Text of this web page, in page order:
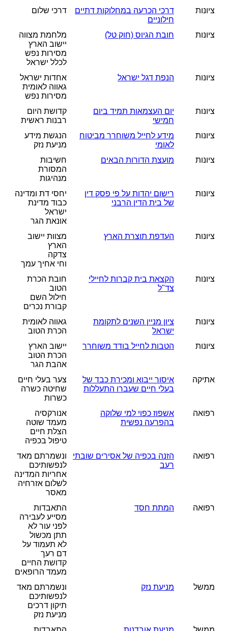
ציונות
דרכי הכרעה במחלוקות דתיים
חילוניים
דרכי שלום
ציונות חובת הגיוס (חוק טל)
מלחמת מצווה
יישוב הארץ
מסירות נפש
לכלל ישראל
ציונות
הנפת דגל ישראל
אחדות ישראל
גאווה לאומית
מסירות נפש
ציונות
יום העצמאות תמיד ביום
חמישי
קדושת היום
רבנות ראשית
ציונות
מידע לחייל משוחרר מביטוח
לאומי
הנגשת מידע
מניעת נזק
ציונות
מועצת הדורות הבאים
חשיבות
המסורת
מנהיגות
ציונות
רישום יהדות על פי פסק דין
של בית הדין הרבני
יחסי דת ומדינה
כבוד מדינת
ישראל
אונאת הגר
ציונות
העדפת תוצרת הארץ
מצוות יישוב
הארץ
צדקה
וחי אחיך עמך
ציונות
הקצאת בית קברות לחיילי
צד"ל
חובת הכרת
הטוב
חילול השם
קבורת נכרים
ציונות
ציון מניין השנים לתקומת
ישראל
גאווה לאומית
הכרת הטוב
ציונות
הטבות לחייל בודד משוחרר
יישוב הארץ
הכרת הטוב
אהבת הגר
אתיקה
איסור ייבוא ומכירת כבד של
בעלי חיים שעברו התעללות
צער בעלי חיים
שחיטה כשרה
כשרות
רפואה
אשפוז כפוי למי שלוקה
בהפרעה נפשית
אנורקסיה
מעמד שוטה
הצלת חיים
טיפול בכפיה
רפואה
הזנה בכפיה של אסירים שובתי
רעב
ונשמרתם מאד
לנפשותיכם
אחריות המדינה
לשלום אזרחיה
מאסר
רפואה
המתת חסד
התאבדות
מסייע לעבירה
לפני עור לא
תתן מכשול
לא תעמוד על
דם רעך
קדושת החיים
מעמד הרופאים
ממשל
מניעת נזק
ונשמרתם מאד
לנפשותיכם
תיקון דרכים
מניעת נזק